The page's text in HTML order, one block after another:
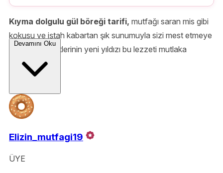
Kıyma dolgulu gül böreği tarifi, mutfağı saran mis gibi
kokusu ve iştah kabartan şık sunumuyla sizi mest etmeye
hazır. Çay saatlerinin yeni yıldızı bu lezzeti mutlaka
deneyin.
Devamını Oku
Elizin_mutfagi19
ÜYE